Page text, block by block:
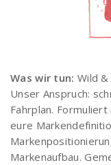
Was wir tun: Wild
Unser Anspruch:
Fahrplan.
eure
Markenaufbau.